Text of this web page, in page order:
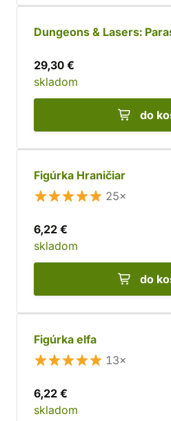
Dungeons & Lasers:
29,30 €
skladom
do
Figúrka Hraničiar
25×
6,22 €
skladom
do
Figúrka elfa
13×
6,22 €
skladom